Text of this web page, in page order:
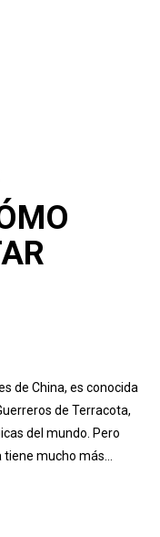
de China, es conocida
de Terracota,
del mundo. Pero
mucho más…